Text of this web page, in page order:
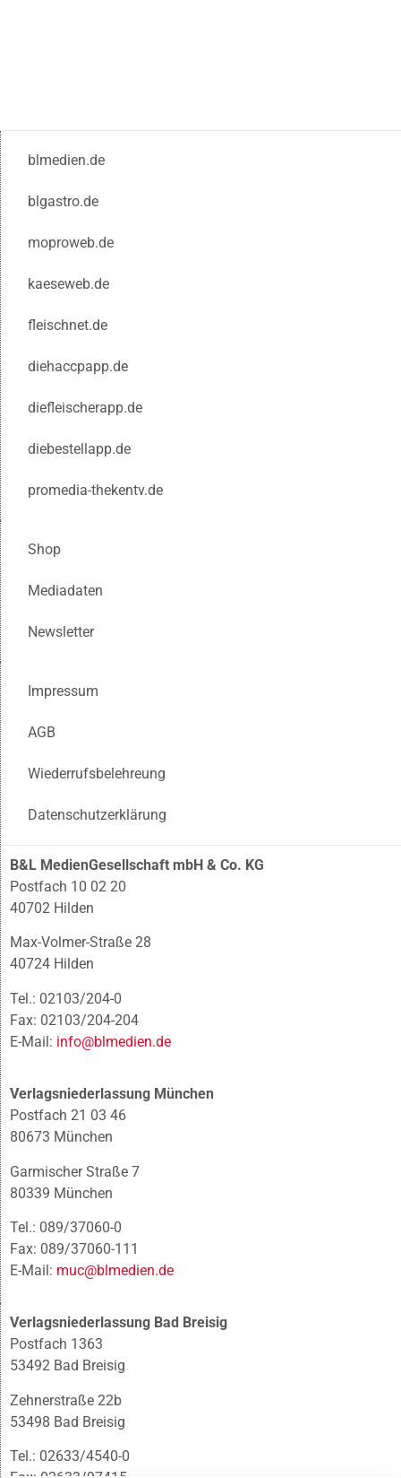
blmedien.de
blgastro.de
moproweb.de
kaeseweb.de
fleischnet.de
diehaccpapp.de
diefleischerapp.de
diebestellapp.de
promedia-thekentv.de
Shop
Mediadaten
Newsletter
Impressum
AGB
Wiederrufsbelehreung
Datenschutzerklärung
B&L MedienGesellschaft mbH & Co. KG
Postfach 10 02 20
40702 Hilden
Max-Volmer-Straße 28
40724 Hilden
Tel.: 02103/204-0
Fax: 02103/204-204
E-Mail: info@blmedien.de
Verlagsniederlassung München
Postfach 21 03 46
80673 München
Garmischer Straße 7
80339 München
Tel.: 089/37060-0
Fax: 089/37060-111
E-Mail: muc@blmedien.de
Verlagsniederlassung Bad Breisig
Postfach 1363
53492 Bad Breisig
Zehnerstraße 22b
53498 Bad Breisig
Tel.: 02633/4540-0